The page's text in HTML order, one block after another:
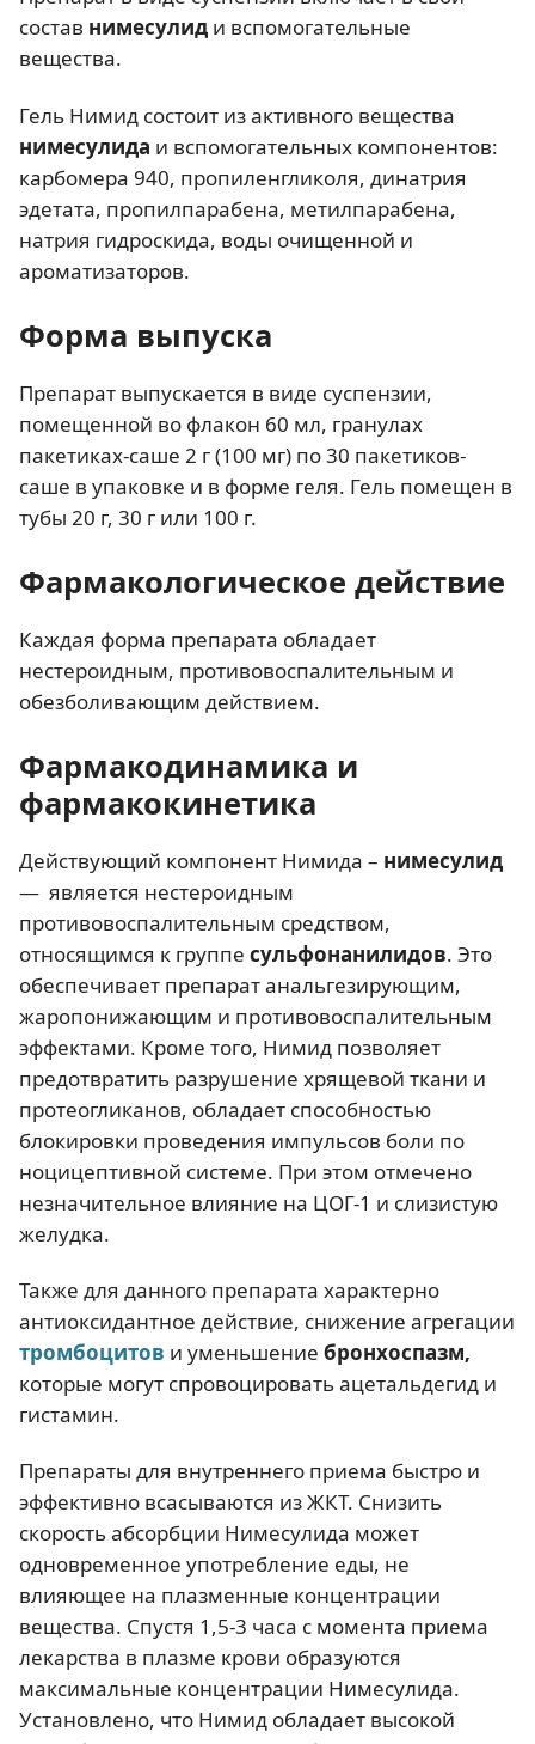
состав нимесулид и вспомогательные
вещества.
Гель Нимид состоит из активного вещества
нимесулида и вспомогательных компонентов:
карбомера 940, пропиленгликоля, динатрия
эдетата, пропилпарабена, метилпарабена,
натрия гидроскида, воды очищенной и
ароматизаторов.
Форма выпуска
Препарат выпускается в виде суспензии,
помещенной во флакон 60 мл, гранулах
пакетиках-саше 2 г (100 мг) по 30 пакетиков-
саше в упаковке и в форме геля. Гель помещен в
тубы 20 г, 30 г или 100 г.
Фармакологическое действие
Каждая форма препарата обладает
нестероидным, противовоспалительным и
обезболивающим действием.
Фармакодинамика и
фармакокинетика
Действующий компонент Нимида – нимесулид
— является нестероидным
противовоспалительным средством,
относящимся к группе сульфонанилидов. Это
обеспечивает препарат анальгезирующим,
жаропонижающим и противовоспалительным
эффектами. Кроме того, Нимид позволяет
предотвратить разрушение хрящевой ткани и
протеогликанов, обладает способностью
блокировки проведения импульсов боли по
ноцицептивной системе. При этом отмечено
незначительное влияние на ЦОГ-1 и слизистую
желудка.
Также для данного препарата характерно
антиоксидантное действие, снижение агрегации
тромбоцитов и уменьшение бронхоспазм,
которые могут спровоцировать ацетальдегид и
гистамин.
Препараты для внутреннего приема быстро и
эффективно всасываются из ЖКТ. Снизить
скорость абсорбции Нимесулида может
одновременное употребление еды, не
влияющее на плазменные концентрации
вещества. Спустя 1,5-3 часа с момента приема
лекарства в плазме крови образуются
максимальные концентрации Нимесулида.
Установлено, что Нимид обладает высокой